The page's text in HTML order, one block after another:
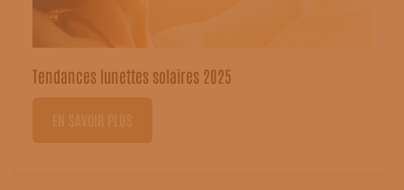
Tendances lunettes solaires 2025
EN SAVOIR PLUS